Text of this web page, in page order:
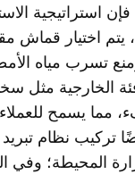
استراتيجية
اختيار قماش
تسرب مياه
مثل
تركيب نظام
المحيطة؛ وفي